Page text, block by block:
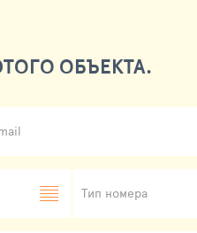
ОБЪЕКТА.
Тип номера